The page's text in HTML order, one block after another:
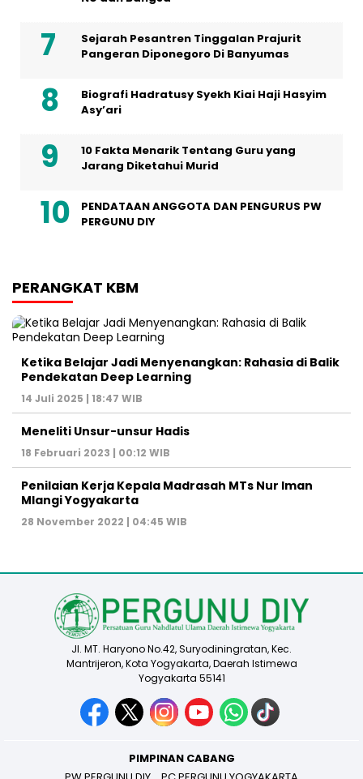
Sejarah Pesantren Tinggalan Prajurit
Pangeran Diponegoro Di Banyumas
Biografi Hadratusy Syekh Kiai Haji Hasyim
Asy’ari
10 Fakta Menarik Tentang Guru yang
Jarang Diketahui Murid
PENDATAAN ANGGOTA DAN PENGURUS PW
PERGUNU DIY
PERANGKAT KBM
Ketika Belajar Jadi Menyenangkan: Rahasia di Balik
Pendekatan Deep Learning
14 Juli 2025 | 18:47 WIB
Meneliti Unsur-unsur Hadis
18 Februari 2023 | 00:12 WIB
Penilaian Kerja Kepala Madrasah MTs Nur Iman
Mlangi Yogyakarta
28 November 2022 | 04:45 WIB
Jl. MT. Haryono No.42, Suryodiningratan, Kec.
Mantrijeron, Kota Yogyakarta, Daerah Istimewa
Yogyakarta 55141
PIMPINAN CABANG